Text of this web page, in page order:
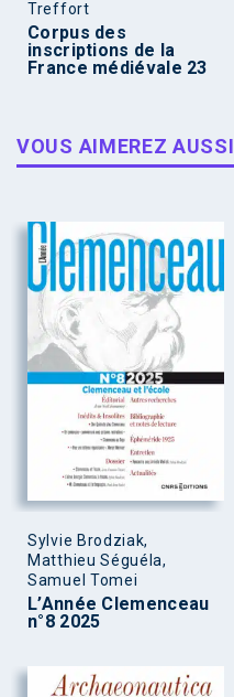
Treffort
Corpus des
inscriptions de la
France médiévale 23
VOUS AIMEREZ AUSSI
Sylvie Brodziak,
Matthieu Séguéla,
Samuel Tomei
L’Année Clemenceau
n°8 2025